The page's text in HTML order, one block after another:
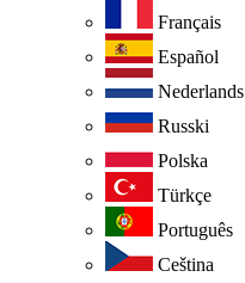
Français
Español
Nederlands
Russki
Polska
Türkçe
Português
Ceština